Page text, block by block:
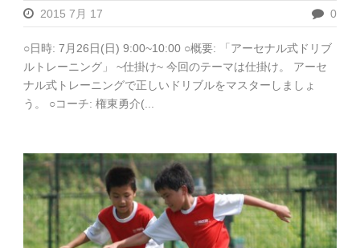
2015 7月 17 0
○日時: 7月26日(日) 9:00~10:00 ○概要: 「アーセナル式ドリブ
ルトレーニング」 ~仕掛け~ 今回のテーマは仕掛け。 アーセ
ナル式トレーニングで正しいドリブルをマスターしましょ
う。 ○コーチ: 権東勇介(...